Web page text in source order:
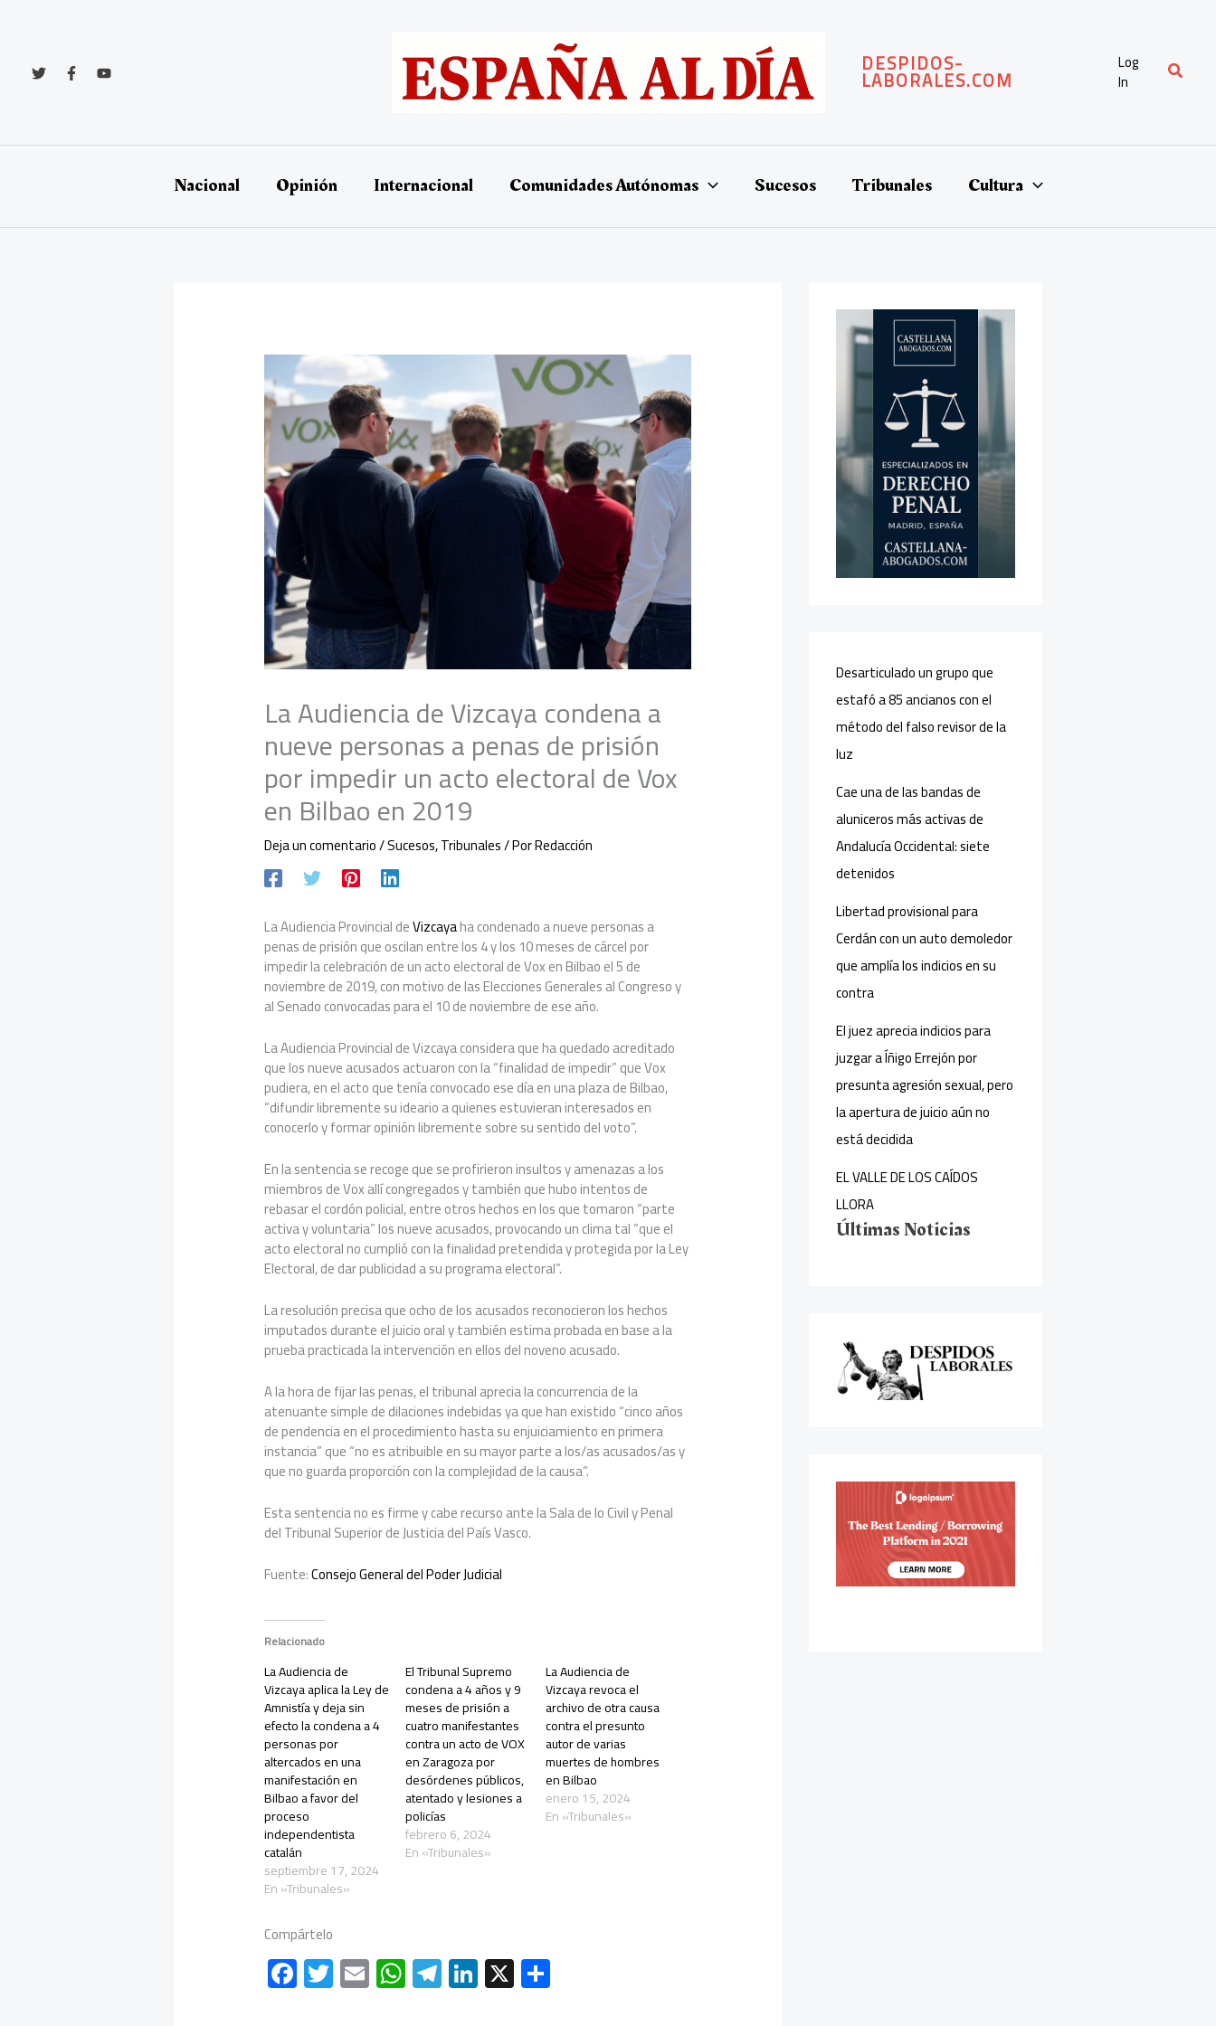
DESPIDOS-
LABORALES.COM
Log
In Buscar
Nacional Opinión Internacional Comunidades Autónomas Sucesos Tribunales Cultura
La Audiencia de Vizcaya condena a
nueve personas a penas de prisión
por impedir un acto electoral de Vox
en Bilbao en 2019
Deja un comentario/Sucesos,Tribunales/ PorRedacción
La Audiencia Provincial deVizcayaha condenado a nueve personas a
penas de prisión que oscilan entre los 4 y los 10 meses de cárcel por
impedir la celebración de un acto electoral de Vox en Bilbao el 5 de
noviembre de 2019, con motivo de las Elecciones Generales al Congreso y
al Senado convocadas para el 10 de noviembre de ese año.
La Audiencia Provincial de Vizcaya considera que ha quedado acreditado
que los nueve acusados actuaron con la “finalidad de impedir” que Vox
pudiera, en el acto que tenía convocado ese día en una plaza de Bilbao,
“difundir libremente su ideario a quienes estuvieran interesados en
conocerlo y formar opinión libremente sobre su sentido del voto”.
En la sentencia se recoge que se profirieron insultos y amenazas a los
miembros de Vox allí congregados y también que hubo intentos de
rebasar el cordón policial, entre otros hechos en los que tomaron “parte
activa y voluntaria” los nueve acusados, provocando un clima tal “que el
acto electoral no cumplió con la finalidad pretendida y protegida por la Ley
Electoral, de dar publicidad a su programa electoral”.
La resolución precisa que ocho de los acusados reconocieron los hechos
imputados durante el juicio oral y también estima probada en base a la
prueba practicada la intervención en ellos del noveno acusado.
A la hora de fijar las penas, el tribunal aprecia la concurrencia de la
atenuante simple de dilaciones indebidas ya que han existido “cinco años
de pendencia en el procedimiento hasta su enjuiciamiento en primera
instancia” que “no es atribuible en su mayor parte a los/as acusados/as y
que no guarda proporción con la complejidad de la causa”.
Esta sentencia no es firme y cabe recurso ante la Sala de lo Civil y Penal
del Tribunal Superior de Justicia del País Vasco.
Fuente:Consejo General del PoderJudicial
Relacionado
La Audiencia de
Vizcaya aplica la Ley de
Amnistía y deja sin
efecto la condena a 4
personas por
altercados en una
manifestación en
Bilbao a favor del
proceso
independentista
catalán
septiembre 17, 2024
En «Tribunales»
El Tribunal Supremo
condena a 4 años y 9
meses de prisión a
cuatro manifestantes
contra un acto de VOX
en Zaragoza por
desórdenes públicos,
atentado y lesiones a
policías
febrero 6, 2024
En «Tribunales»
La Audiencia de
Vizcaya revoca el
archivo de otra causa
contra el presunto
autor de varias
muertes de hombres
en Bilbao
enero 15, 2024
En «Tribunales»
Compártelo
F
ac
T
wi
E
m
W
h
Te
le
Li
nk
X
Desarticulado un grupo que
estafó a 85 ancianos con el
método del falso revisor de la
luz
Cae una de las bandas de
aluniceros más activas de
Andalucía Occidental: siete
detenidos
Libertad provisional para
Cerdán con un auto demoledor
que amplía los indicios en su
contra
El juez aprecia indicios para
juzgar a Íñigo Errejón por
presunta agresión sexual, pero
la apertura de juicio aún no
está decidida
EL VALLE DE LOS CAÍDOS
LLORA
Últimas Noticias